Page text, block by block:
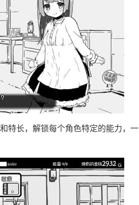
特长，解锁每个角色特定的能力，一